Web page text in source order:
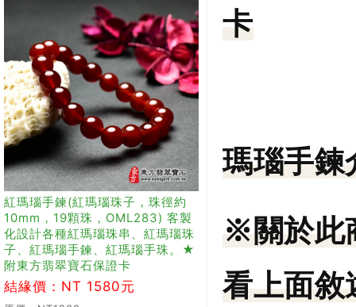
紅瑪瑙手鍊(紅瑪瑙珠子，珠徑約
10mm，19顆珠，OML283) 客製
化設計各種紅瑪瑙珠串、紅瑪瑙珠
子、紅瑪瑙手鍊、紅瑪瑙手珠。★
附東方翡翠寶石保證卡
結緣價：NT 1580元
卡
瑪瑙手鍊
※關於此
看上面敘